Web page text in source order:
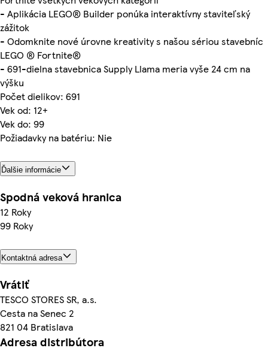
- Aplikácia LEGO® Builder ponúka interaktívny staviteľský
zážitok
- Odomknite nové úrovne kreativity s našou sériou stavebníc
LEGO ® Fortnite®
- 691-dielna stavebnica Supply Llama meria vyše 24 cm na
výšku
Počet dielikov: 691
Vek od: 12+
Vek do: 99
Požiadavky na batériu: Nie
Ďalšie informácie
Spodná veková hranica
12 Roky
99 Roky
Kontaktná adresa
Vrátiť
TESCO STORES SR, a.s.
Cesta na Senec 2
821 04 Bratislava
Adresa distribútora